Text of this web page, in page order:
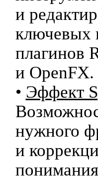
и
ключевых
плагинов
и OpenFX.
• Эффект
нужного
и